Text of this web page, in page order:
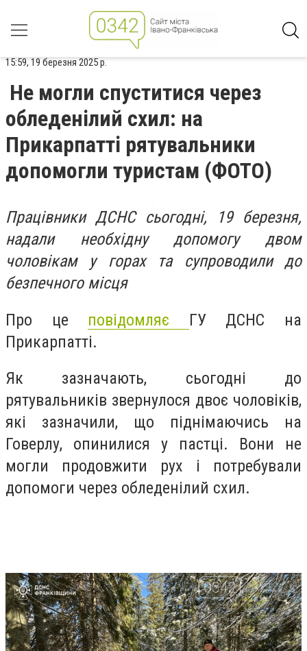
15:59, 19 березня 2025 р.
Не могли спуститися через
обледенілий схил: на
Прикарпатті рятувальники
допомогли туристам (ФОТО)
Працівники ДСНС сьогодні, 19 березня,
надали необхідну допомогу двом
чоловікам у горах та супроводили до
безпечного місця
Про це повідомляє ГУ ДСНС на
Прикарпатті.
Як зазначають, сьогодні до
рятувальників звернулося двоє чоловіків,
які зазначили, що піднімаючись на
Говерлу, опинилися у пастці. Вони не
могли продовжити рух і потребували
допомоги через обледенілий схил.